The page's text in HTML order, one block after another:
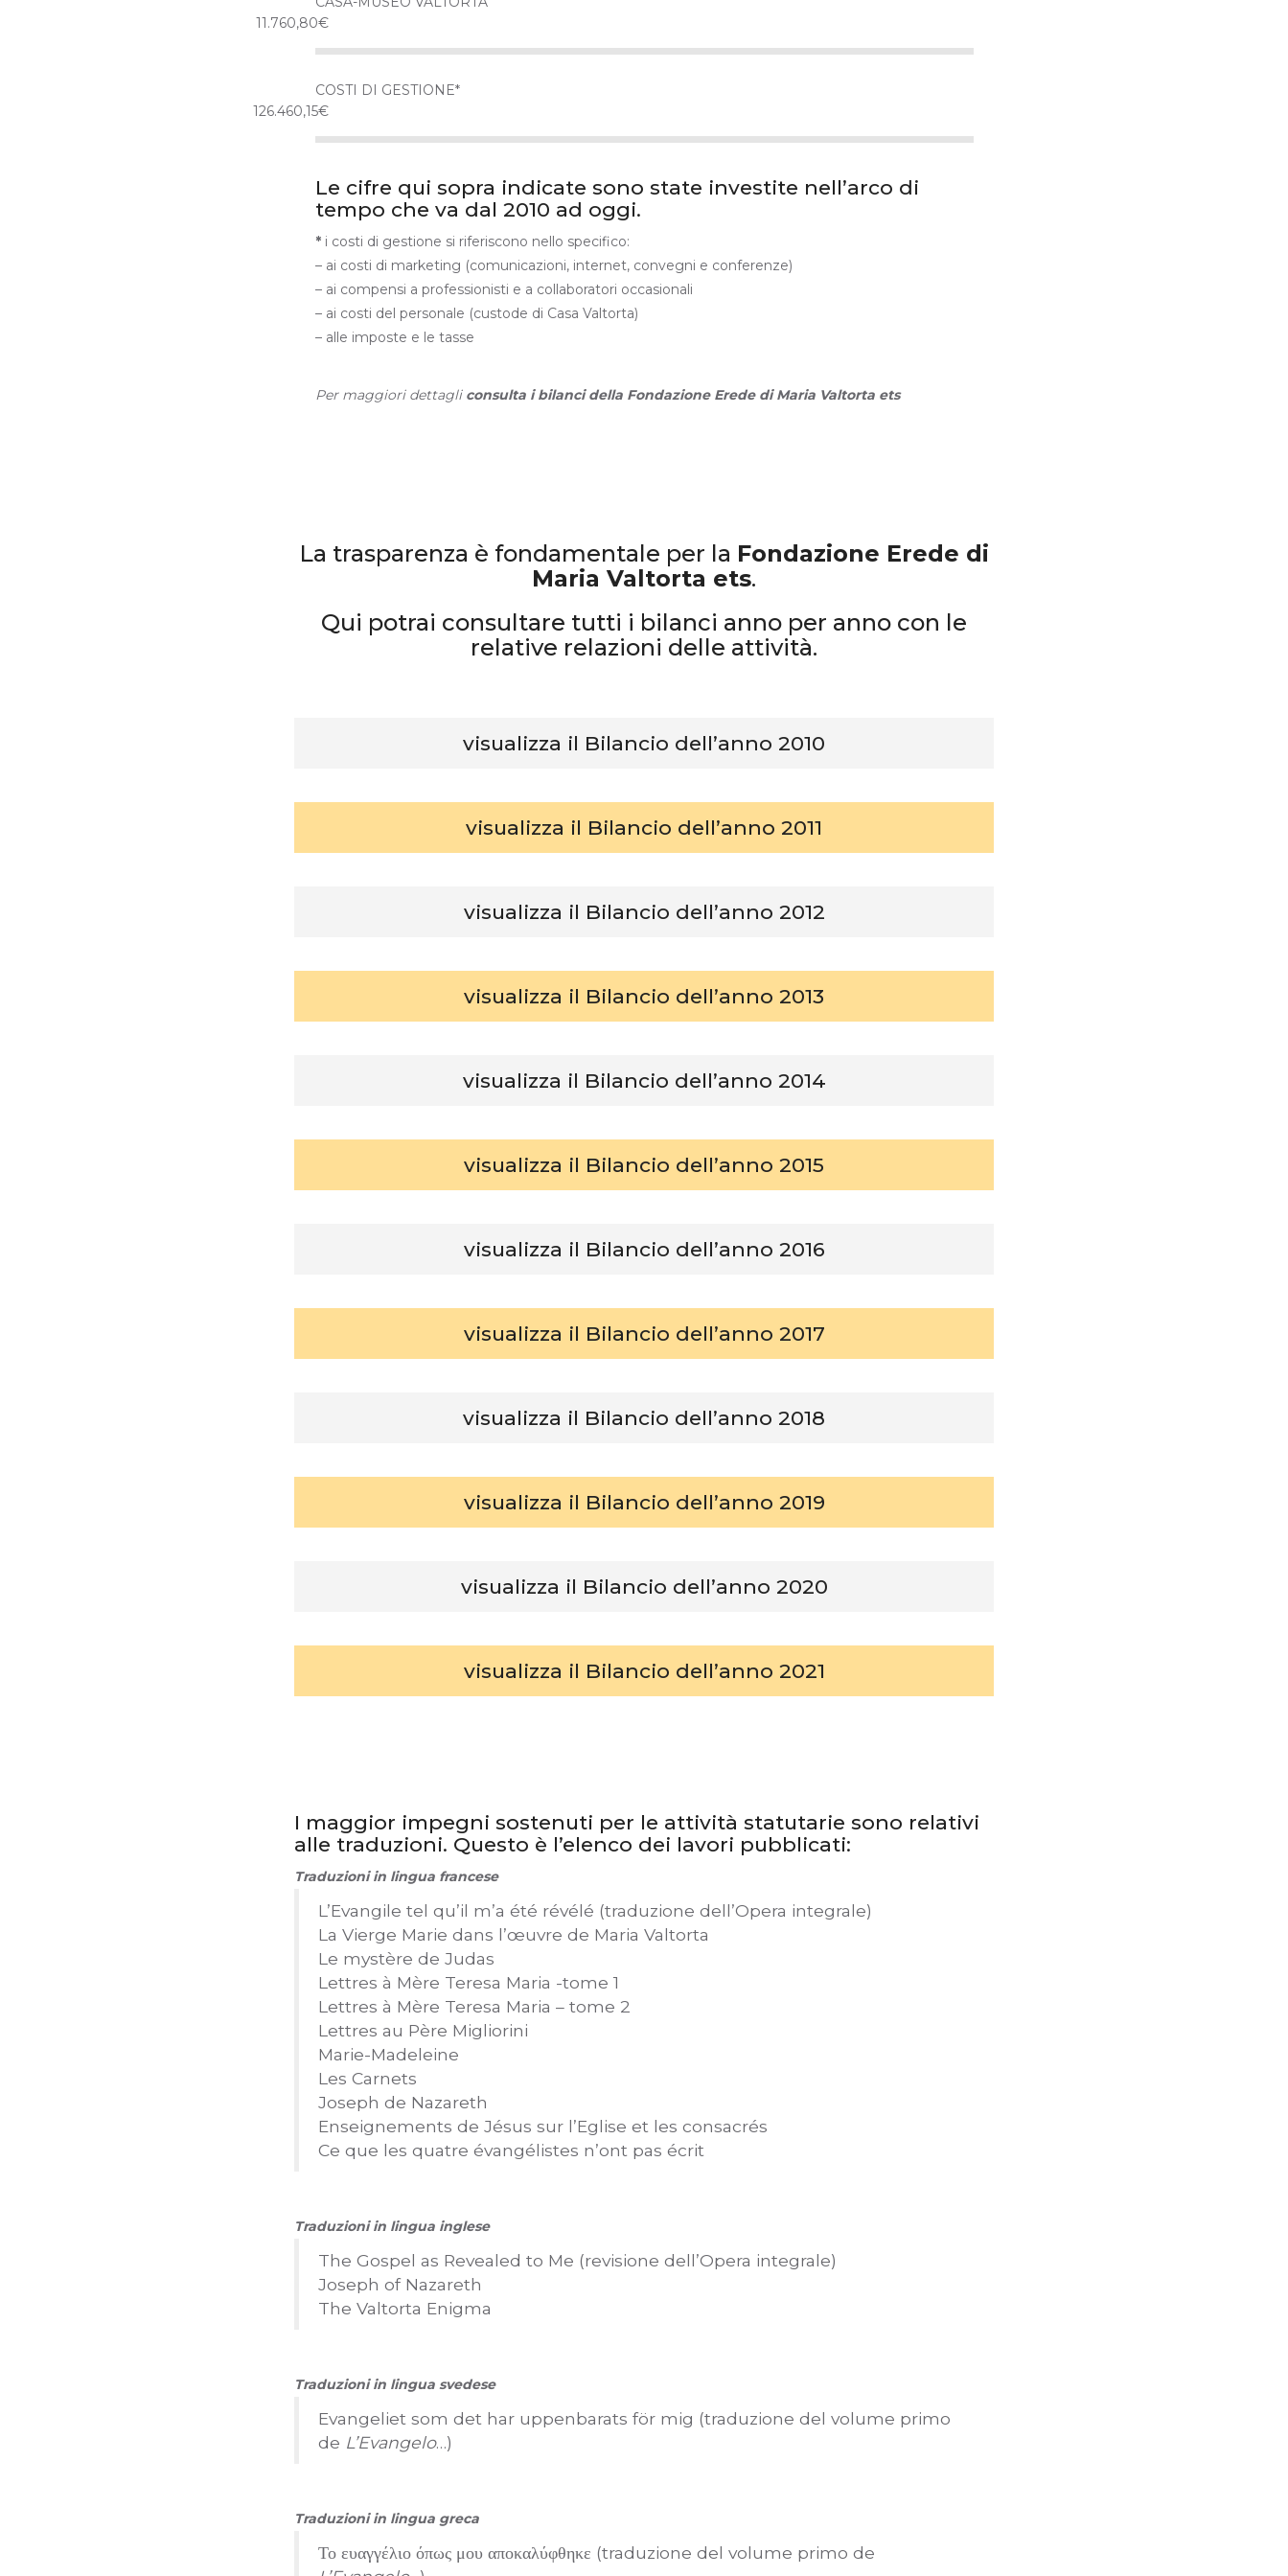
11.760,80€
COSTI DI GESTIONE*
126.460,15€
Le cifre qui sopra indicate sono state investite nell’arco di
tempo che va dal 2010 ad oggi.
*i costi di gestione si riferiscono nello specifico:
– ai costi di marketing (comunicazioni, internet, convegni e conferenze)
– ai compensi a professionisti e a collaboratori occasionali
– ai costi del personale (custode di Casa Valtorta)
– alle imposte e le tasse
Per maggiori dettagli consulta i bilanci della Fondazione Erede di Maria Valtorta ets
La trasparenza è fondamentale per la Fondazione Erede di
Maria Valtorta ets.
Qui potrai consultare tutti i bilanci anno per anno con le
relative relazioni delle attività.
visualizza il Bilancio dell’anno 2010
visualizza il Bilancio dell’anno 2011
visualizza il Bilancio dell’anno 2012
visualizza il Bilancio dell’anno 2013
visualizza il Bilancio dell’anno 2014
visualizza il Bilancio dell’anno 2015
visualizza il Bilancio dell’anno 2016
visualizza il Bilancio dell’anno 2017
visualizza il Bilancio dell’anno 2018
visualizza il Bilancio dell’anno 2019
visualizza il Bilancio dell’anno 2020
visualizza il Bilancio dell’anno 2021
I maggior impegni sostenuti per le attività statutarie sono relativi
alle traduzioni. Questo è l’elenco dei lavori pubblicati:
Traduzioni in lingua francese
L’Evangile tel qu’il m’a été révélé (traduzione dell’Opera integrale)
La Vierge Marie dans l’œuvre de Maria Valtorta
Le mystère de Judas
Lettres à Mère Teresa Maria -tome 1
Lettres à Mère Teresa Maria – tome 2
Lettres au Père Migliorini
Marie-Madeleine
Les Carnets
Joseph de Nazareth
Enseignements de Jésus sur l’Eglise et les consacrés
Ce que les quatre évangélistes n’ont pas écrit
Traduzioni in lingua inglese
The Gospel as Revealed to Me (revisione dell’Opera integrale)
Joseph of Nazareth
The Valtorta Enigma
Traduzioni in lingua svedese
Evangeliet som det har uppenbarats för mig (traduzione del volume primo
de L’Evangelo…)
Traduzioni in lingua greca
Το ευαγγέλιο όπως μου αποκαλύφθηκε (traduzione del volume primo de